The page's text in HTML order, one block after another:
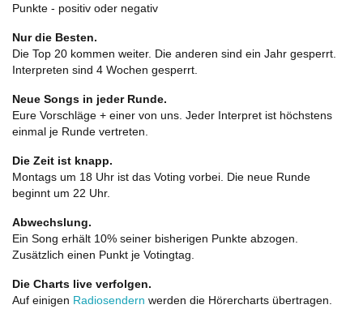
Punkte - positiv oder negativ
Nur die Besten.
Die Top 20 kommen weiter. Die anderen sind ein Jahr gesperrt.
Interpreten sind 4 Wochen gesperrt.
Neue Songs in jeder Runde.
Eure Vorschläge + einer von uns. Jeder Interpret ist höchstens
einmal je Runde vertreten.
Die Zeit ist knapp.
Montags um 18 Uhr ist das Voting vorbei. Die neue Runde
beginnt um 22 Uhr.
Abwechslung.
Ein Song erhält 10% seiner bisherigen Punkte abzogen.
Zusätzlich einen Punkt je Votingtag.
Die Charts live verfolgen.
Auf einigen Radiosendern werden die Hörercharts übertragen.